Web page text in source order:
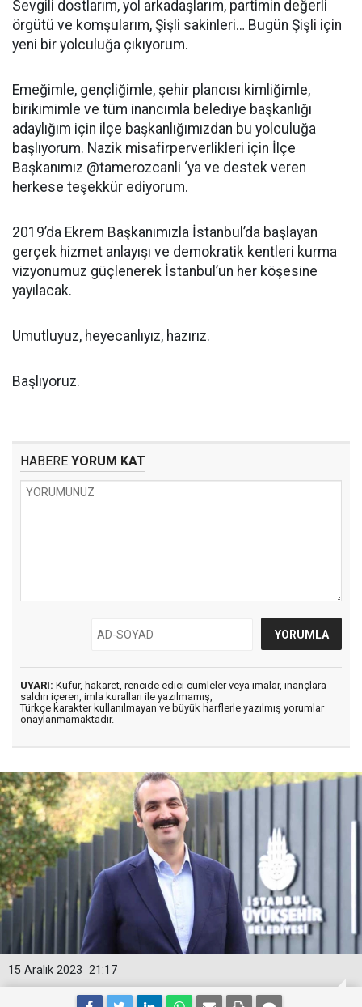
Sevgili dostlarım, yol arkadaşlarım, partimin değerli
örgütü ve komşularım, Şişli sakinleri… Bugün Şişli için
yeni bir yolculuğa çıkıyorum.
Emeğimle, gençliğimle, şehir plancısı kimliğimle,
birikimimle ve tüm inancımla belediye başkanlığı
adaylığım için ilçe başkanlığımızdan bu yolculuğa
başlıyorum. Nazik misafirperverlikleri için İlçe
Başkanımız @tamerozcanli ‘ya ve destek veren
herkese teşekkür ediyorum.
2019’da Ekrem Başkanımızla İstanbul’da başlayan
gerçek hizmet anlayışı ve demokratik kentleri kurma
vizyonumuz güçlenerek İstanbul’un her köşesine
yayılacak.
Umutluyuz, heyecanlıyız, hazırız.
Başlıyoruz.
HABERE YORUM KAT
UYARI: Küfür, hakaret, rencide edici cümleler veya imalar, inançlara
saldırı içeren, imla kuralları ile yazılmamış,
Türkçe karakter kullanılmayan ve büyük harflerle yazılmış yorumlar
onaylanmamaktadır.
21:17
15 Aralık 2023